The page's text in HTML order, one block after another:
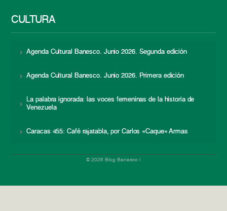
CULTURA
Agenda Cultural Banesco. Junio 2026. Segunda edición
Agenda Cultural Banesco. Junio 2026. Primera edición
La palabra ignorada: las voces femeninas de la historia de
Venezuela
Caracas 455: Café rajatabla, por Carlos «Caque» Armas
© 2026 Blog Banesco |